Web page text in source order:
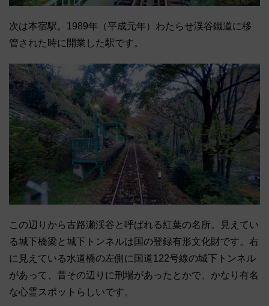
次は本宿駅。1989年（平成元年）わたらせ渓谷鐵道に移
管された時に開業した駅です。
この辺りから古路瀬渓谷と呼ばれる紅葉の名所。見えてい
る城下橋梁と城下トンネルは国の登録有形文化財です。右
に見えている水道橋の左側に国道122号線の城下トンネル
があって、昔その辺りに刑場があったとかで、かなり有名
な心霊スポットらしいです。